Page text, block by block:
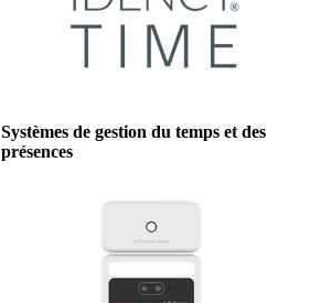
Systèmes de gestion du temps et des
présences